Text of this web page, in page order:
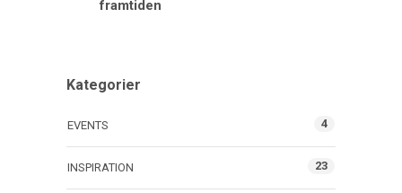
framtiden
Kategorier
EVENTS 4
INSPIRATION 23